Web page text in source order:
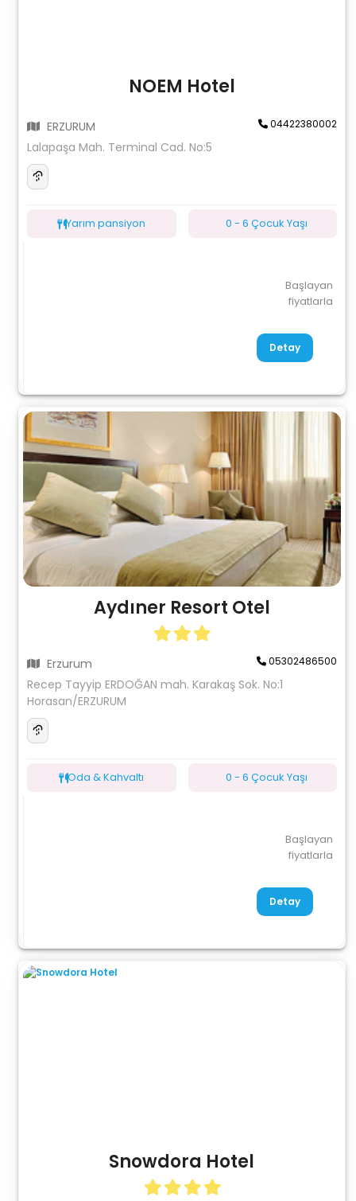
NOEM Hotel
ERZURUM 04422380002
Lalapaşa Mah. Terminal Cad. No:5
Yarım pansiyon 0 - 6 Çocuk Yaşı
Başlayan
fiyatlarla
Detay
Aydıner Resort Otel
Erzurum 05302486500
Recep Tayyip ERDOĞAN mah. Karakaş Sok. No:1
Horasan/ERZURUM
Oda & Kahvaltı 0 - 6 Çocuk Yaşı
Başlayan
fiyatlarla
Detay
Snowdora Hotel